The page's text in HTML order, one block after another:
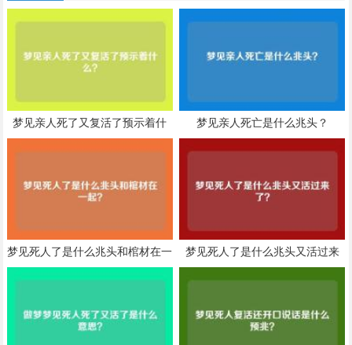
梦见亲人死了又复活了预示着什
么？
梦见亲人死亡是什么兆头？
梦见死人了是什么兆头和棺材在一
起？
梦见死人了是什么兆头又活过来
了？